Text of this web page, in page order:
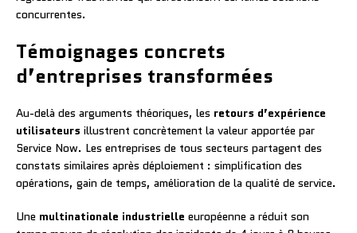
concurrentes.
Témoignages concrets
d’entreprises transformées
Au-delà des arguments théoriques, les retours d’expérience
utilisateurs illustrent concrètement la valeur apportée par
Service Now. Les entreprises de tous secteurs partagent des
constats similaires après déploiement : simplification des
opérations, gain de temps, amélioration de la qualité de service.
Une multinationale industrielle européenne a réduit son